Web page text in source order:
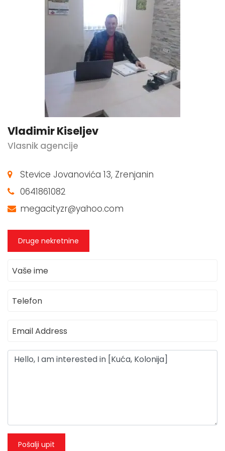
Vladimir Kiseljev
Vlasnik agencije
Stevice Jovanovića 13, Zrenjanin
0641861082
megacityzr@yahoo.com
Druge nekretnine
Pošalji upit